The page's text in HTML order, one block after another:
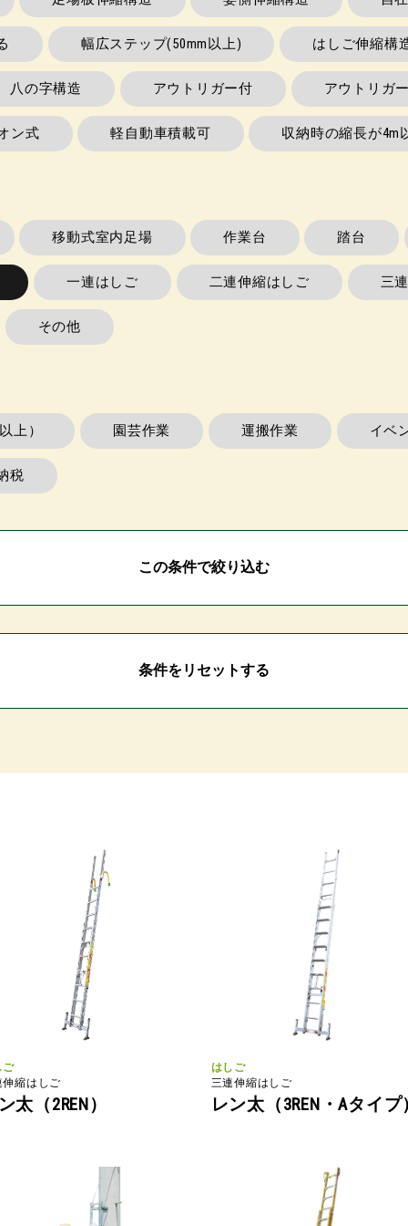
幅広ステップ(50mm以上) はしご伸縮構
八の字構造 アウトリガー付 アウトリガ
ン式 軽自動車積載可 収納時の縮長が4m
移動式室内足場 作業台 踏台
一連はしご 二連伸縮はしご 三
その他
上） 園芸作業 運搬作業 イベ
税
ご
伸縮はしご
太（2REN）
はしご
三連伸縮はしご
レン太（3REN・Aタイプ